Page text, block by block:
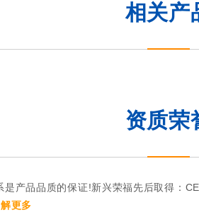
相关产
资质荣
产品品质的保证!新兴荣福先后取得：
更多